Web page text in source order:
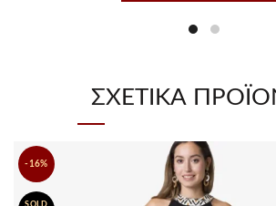
ΣΧΕΤΙΚΆ
-16%